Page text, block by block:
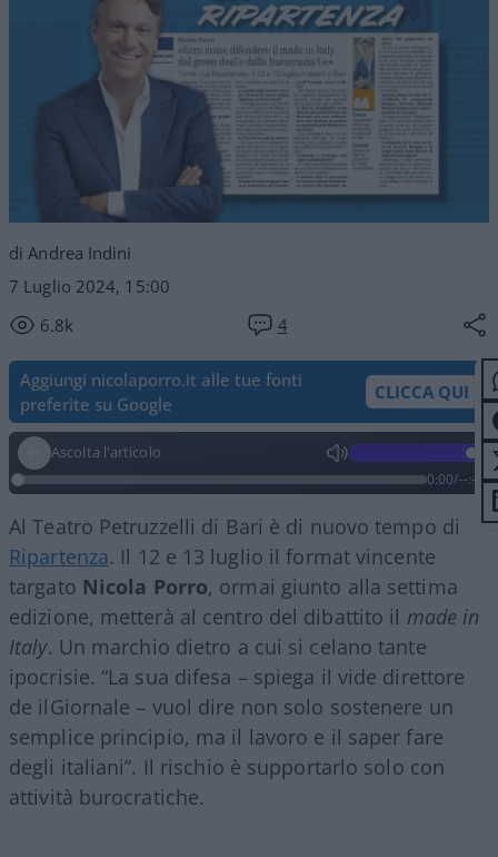
di Andrea Indini
7 Luglio 2024, 15:00
6.8k
4
Aggiungi nicolaporro.it alle tue fonti
preferite su Google
CLICCA QUI
Ascolta l'articolo
0:00/--:--
Al Teatro Petruzzelli di Bari è di nuovo tempo di
Ripartenza. Il 12 e 13 luglio il format vincente
targato Nicola Porro, ormai giunto alla settima
edizione, metterà al centro del dibattito il made in
Italy. Un marchio dietro a cui si celano tante
ipocrisie. “La sua difesa – spiega il vide direttore
de ilGiornale – vuol dire non solo sostenere un
semplice principio, ma il lavoro e il saper fare
degli italiani”. Il rischio è supportarlo solo con
attività burocratiche.